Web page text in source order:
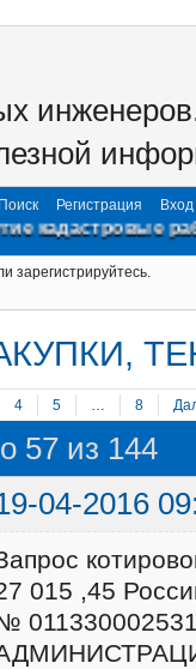
Поиск Регистрация Вход
работы на
зарегистрируйтесь.
4 5 8
57 из 144
04-2016
015 ,45